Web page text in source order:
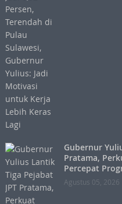
Gubernur
Pratama,
Percepat
Agustus 05, 2026